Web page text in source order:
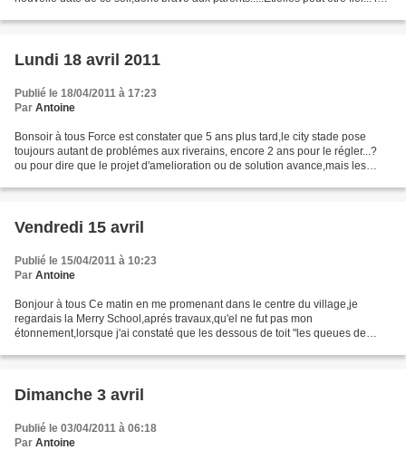
Lundi 18 avril 2011
Publié le 18/04/2011 à 17:23
Par Antoine
Bonsoir à tous Force est constater que 5 ans plus tard,le city stade pose
toujours autant de problémes aux riverains, encore 2 ans pour le régler...?
ou pour dire que le projet d'amelioration ou de solution avance,mais les
Vendredi 15 avril
Publié le 15/04/2011 à 10:23
Par Antoine
Bonjour à tous Ce matin en me promenant dans le centre du village,je
regardais la Merry School,aprés travaux,qu'el ne fut pas mon
étonnement,lorsque j'ai constaté que les dessous de toit "les queues de
Dimanche 3 avril
Publié le 03/04/2011 à 06:18
Par Antoine